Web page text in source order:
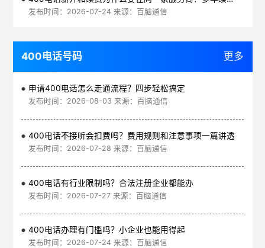
发布时间：2026-07-24 来源：百脑通信
400电话号码 更多
申请400电话怎么走通流程？四步轻松搞定
发布时间：2026-08-03 来源：百脑通信
400电话不接听会扣费吗？费用规则和注意事项一篇讲透
发布时间：2026-07-28 来源：百脑通信
400电话有行业限制吗？合法注册企业都能办
发布时间：2026-07-27 来源：百脑通信
400电话办理有门槛吗？小企业也能用得起
发布时间：2026-07-24 来源：百脑通信